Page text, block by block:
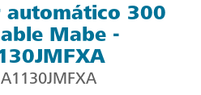
automático 300
Mabe -